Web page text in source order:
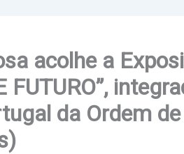
acolhe a
FUTURO”,
da Ordem